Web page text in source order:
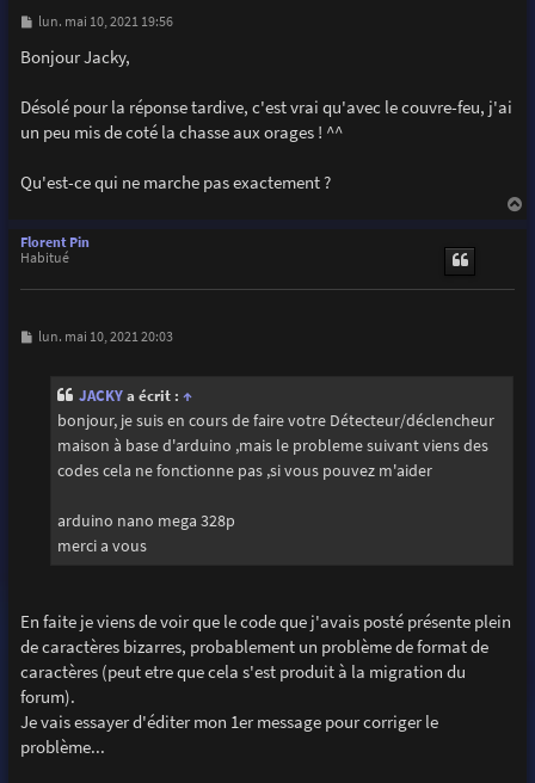
M
s
s
g
e
lun. mai 10, 2021 19:56
Bonjour Jacky,
Désolé pour la réponse tardive, c'est vrai qu'avec le couvre-feu, j'ai
un peu mis de coté la chasse aux orages ! ^^
Qu'est-ce qui ne marche pas exactement ?
Florent Pin
Habitué
M
lun. mai 10, 2021 20:03
JACKYa écrit : ↑
bonjour, je suis en cours de faire votre Détecteur/déclencheur
maison à base d'arduino ,mais le probleme suivant viens des
codes cela ne fonctionne pas ,si vous pouvez m'aider
arduino nano mega 328p
merci a vous
En faite je viens de voir que le code que j'avais posté présente plein
de caractères bizarres, probablement un problème de format de
caractères (peut etre que cela s'est produit à la migration du
forum).
Je vais essayer d'éditer mon 1er message pour corriger le
problème...